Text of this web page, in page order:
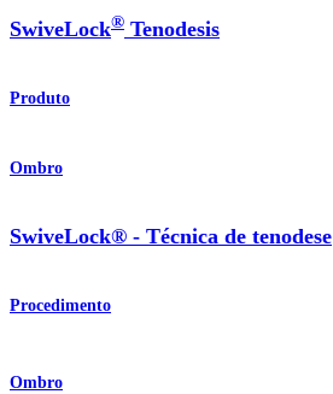
SwiveLock® Tenodesis
Produto
Ombro
SwiveLock® - Técnica de tenodese
Procedimento
Ombro